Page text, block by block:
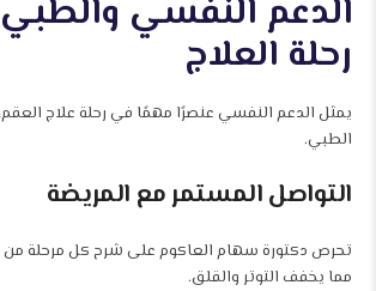
الدعم النفسي
رحلة العلاج
يمثل الدعم النفسي عنصرًا مهمًا في رحلة علاج
الطبي.
التواصل المستمر مع المريضة
تحرص دكتورة سهام العاكوم على شرح كل مرحلة من
مما يخفف التوتر والقلق.